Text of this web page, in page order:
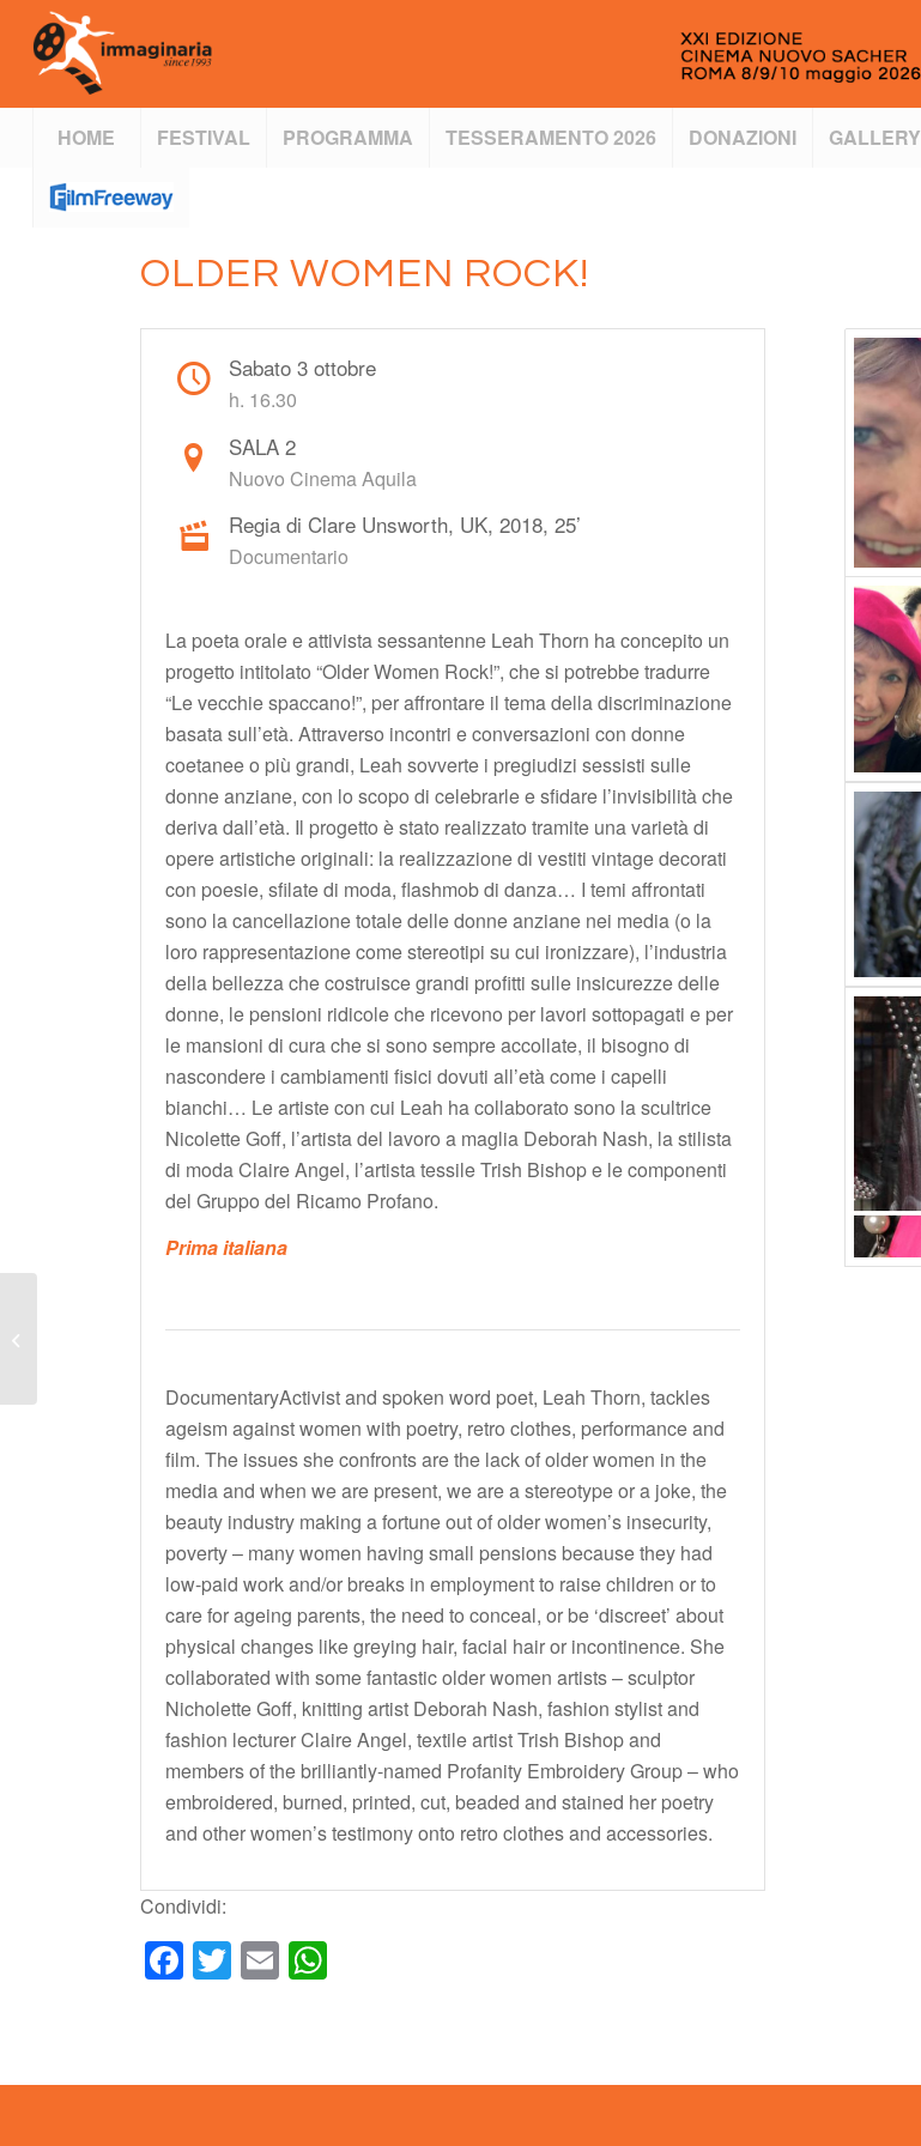
HOME FESTIVAL PROGRAMMA TESSERAMENTO 2026 DONAZIONI GALLERY
OLDER WOMEN ROCK!
Sabato 3 ottobre
h. 16.30
SALA 2
Nuovo Cinema Aquila
Regia di Clare Unsworth, UK, 2018, 25’
Documentario
La poeta orale e attivista sessantenne Leah Thorn ha concepito un
progetto intitolato “Older Women Rock!”, che si potrebbe tradurre
“Le vecchie spaccano!”, per affrontare il tema della discriminazione
basata sull’età. Attraverso incontri e conversazioni con donne
coetanee o più grandi, Leah sovverte i pregiudizi sessisti sulle
donne anziane, con lo scopo di celebrarle e sfidare l’invisibilità che
deriva dall’età. Il progetto è stato realizzato tramite una varietà di
opere artistiche originali: la realizzazione di vestiti vintage decorati
con poesie, sfilate di moda, flashmob di danza… I temi affrontati
sono la cancellazione totale delle donne anziane nei media (o la
loro rappresentazione come stereotipi su cui ironizzare), l’industria
della bellezza che costruisce grandi profitti sulle insicurezze delle
donne, le pensioni ridicole che ricevono per lavori sottopagati e per
le mansioni di cura che si sono sempre accollate, il bisogno di
nascondere i cambiamenti fisici dovuti all’età come i capelli
bianchi… Le artiste con cui Leah ha collaborato sono la scultrice
Nicolette Goff, l’artista del lavoro a maglia Deborah Nash, la stilista
di moda Claire Angel, l’artista tessile Trish Bishop e le componenti
del Gruppo del Ricamo Profano.
Prima italiana
DocumentaryActivist and spoken word poet, Leah Thorn, tackles
ageism against women with poetry, retro clothes, performance and
film. The issues she confronts are the lack of older women in the
media and when we are present, we are a stereotype or a joke, the
beauty industry making a fortune out of older women’s insecurity,
poverty – many women having small pensions because they had
low-paid work and/or breaks in employment to raise children or to
care for ageing parents, the need to conceal, or be ‘discreet’ about
physical changes like greying hair, facial hair or incontinence. She
collaborated with some fantastic older women artists – sculptor
Nicholette Goff, knitting artist Deborah Nash, fashion stylist and
fashion lecturer Claire Angel, textile artist Trish Bishop and
members of the brilliantly-named Profanity Embroidery Group – who
embroidered, burned, printed, cut, beaded and stained her poetry
and other women’s testimony onto retro clothes and accessories.
Condividi:
Facebook
Twitter
Email